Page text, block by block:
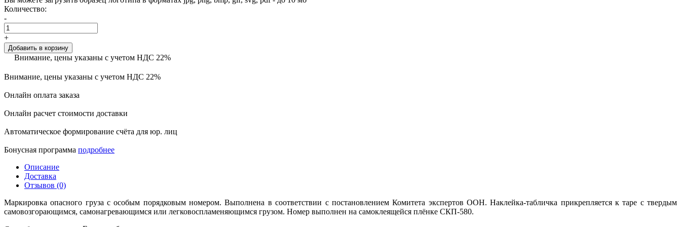
Количество:
-
+
Добавить в корзину
Внимание, цены указаны с учетом НДС 22%
Внимание, цены указаны с учетом НДС 22%
Онлайн оплата заказа
Онлайн расчет стоимости доставки
Автоматическое формирование счёта для юр. лиц
Бонусная программа подробнее
Описание
Доставка
Отзывов (0)
Маркировка опасного груза с особым порядковым номером. Выполнена в соответствии с постановлением Комитета экспертов ООН. Наклейка-табличка прикрепляется к таре с твердым
самовозгорающимся, самонагревающимся или легковоспламеняющимся грузом. Номер выполнен на самоклеящейся плёнке СКП-580.